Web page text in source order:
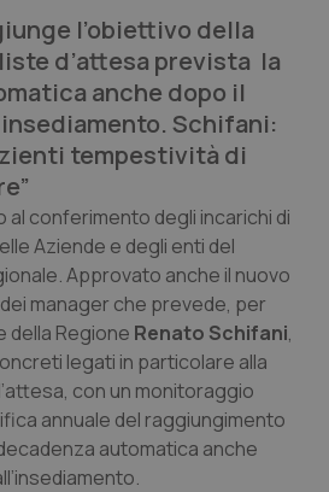
l’obiettivo della
d’attesa prevista la
anche dopo il
Schifani:
tempestività di
al conferimento degli incarichi di
Aziende e degli enti del
Approvato anche il nuovo
manager che prevede, per
della Regione Renato Schifani,
legati in particolare alla
con un monitoraggio
annuale del raggiungimento
automatica anche